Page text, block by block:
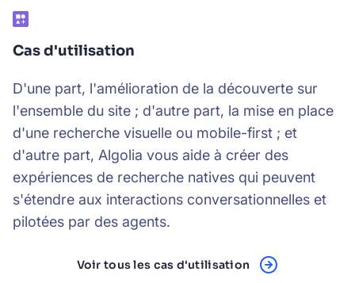
Cas d'utilisation
D'une part, l'amélioration de la découverte sur
l'ensemble du site ; d'autre part, la mise en place
d'une recherche visuelle ou mobile-first ; et
d'autre part, Algolia vous aide à créer des
expériences de recherche natives qui peuvent
s'étendre aux interactions conversationnelles et
pilotées par des agents.
Voir tous les cas d'utilisation